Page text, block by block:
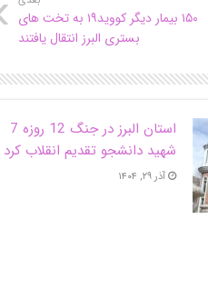
۱۵۰ بیمار دیگر کووید۱۹ به تخت های
بستری البرز انتقال یافتند
استان البرز در جنگ 12 روزه 7
شهید دانشجو تقدیم انقلاب کرد
آذر ۲۹, ۱۴۰۴